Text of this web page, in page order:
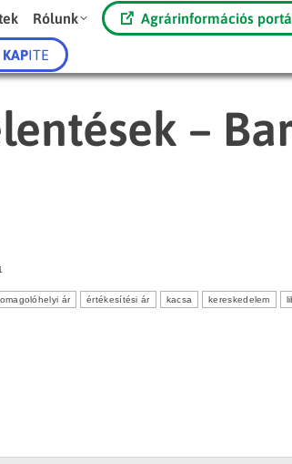
Rólunk Agrárinformációs
KAPITE
–
ár értékesítési ár kacsa kereskedelem